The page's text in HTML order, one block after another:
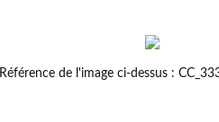
Référence de l'image ci-dessus :